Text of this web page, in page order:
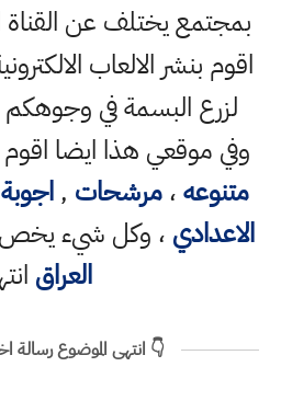
بمجتمع يختلف عن القناة
اقوم بنشر الالعاب
لزرع البسمة في وجوهكم
وفي موقعي هذا ايضا
متنوعه،مرشحات ,
الاعدادي ، وكل شيء
العراق
👇 انتهى الموضوع رسالة